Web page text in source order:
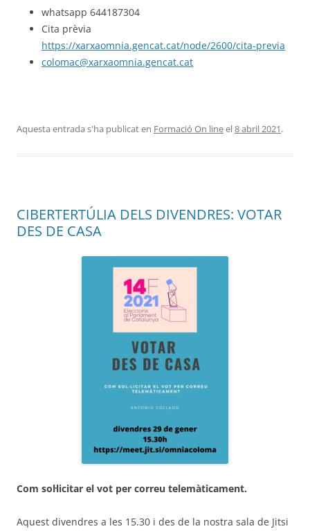
whatsapp 644187304
Cita prèvia
https://xarxaomnia.gencat.cat/node/2600/cita-previa
colomac@xarxaomnia.gencat.cat
Aquesta entrada s'ha publicat en Formació On lineel8 abril 2021.
CIBERTERTÚLIA DELS DIVENDRES: VOTAR
DES DE CASA
Com sol·licitar el vot per correu telemàticament.
Aquest divendres a les 15.30 i des de la nostra sala de Jitsi